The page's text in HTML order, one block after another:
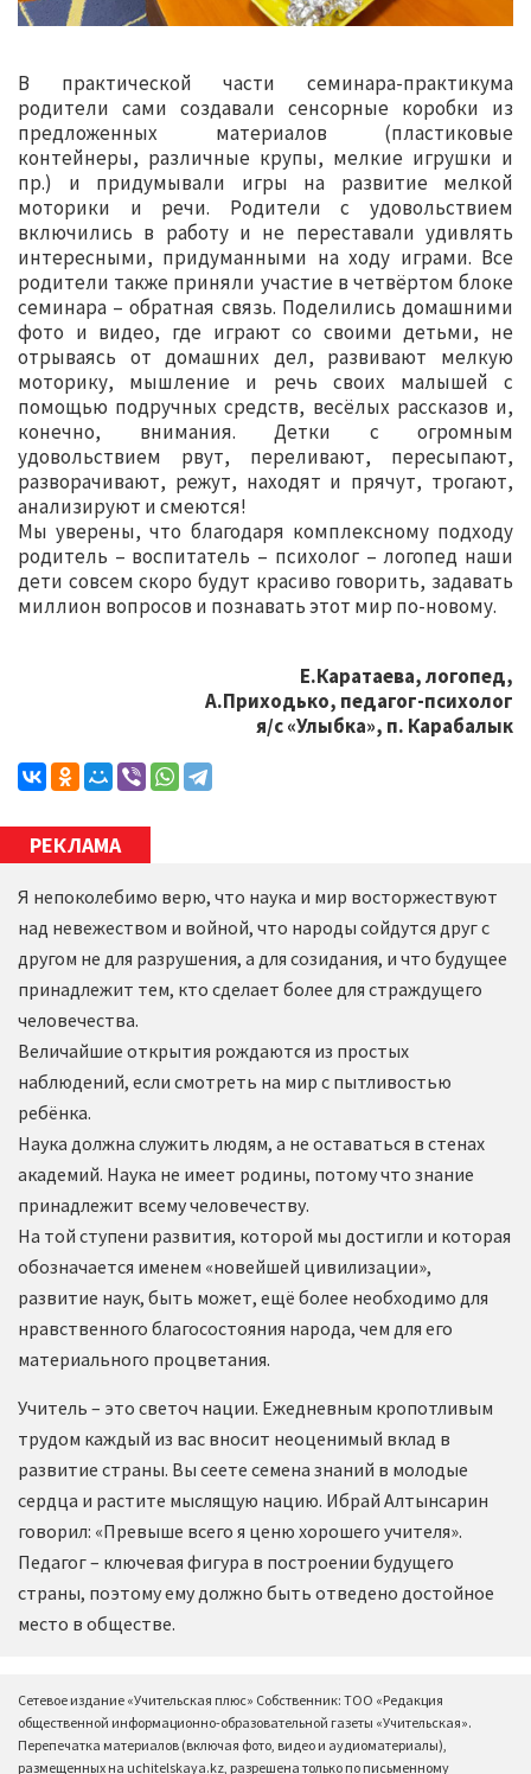
В практической части семинара-практикума
родители сами создавали сенсорные коробки из
предложенных материалов (пластиковые
контейнеры, различные крупы, мелкие игрушки и
пр.) и придумывали игры на развитие мелкой
моторики и речи. Родители с удовольствием
включились в работу и не переставали удивлять
интересными, придуманными на ходу играми. Все
родители также приняли участие в четвёртом блоке
семинара – обратная связь. Поделились домашними
фото и видео, где играют со своими детьми, не
отрываясь от домашних дел, развивают мелкую
моторику, мышление и речь своих малышей с
помощью подручных средств, весёлых рассказов и,
конечно, внимания. Детки с огромным
удовольствием рвут, переливают, пересыпают,
разворачивают, режут, находят и прячут, трогают,
анализируют и смеются!
Мы уверены, что благодаря комплексному подходу
родитель – воспитатель – психолог – логопед наши
дети совсем скоро будут красиво говорить, задавать
миллион вопросов и познавать этот мир по-новому.
Е.Каратаева, логопед,
А.Приходько, педагог-психолог
я/с «Улыбка», п. Карабалык
РЕКЛАМА
Я непоколебимо верю, что наука и мир восторжествуют
над невежеством и войной, что народы сойдутся друг с
другом не для разрушения, а для созидания, и что будущее
принадлежит тем, кто сделает более для страждущего
человечества.
Величайшие открытия рождаются из простых
наблюдений, если смотреть на мир с пытливостью
ребёнка.
Наука должна служить людям, а не оставаться в стенах
академий. Наука не имеет родины, потому что знание
принадлежит всему человечеству.
На той ступени развития, которой мы достигли и которая
обозначается именем «новейшей цивилизации»,
развитие наук, быть может, ещё более необходимо для
нравственного благосостояния народа, чем для его
материального процветания.
Учитель – это светоч нации. Ежедневным кропотливым
трудом каждый из вас вносит неоценимый вклад в
развитие страны. Вы сеете семена знаний в молодые
сердца и растите мыслящую нацию. Ибрай Алтынсарин
говорил: «Превыше всего я ценю хорошего учителя».
Педагог – ключевая фигура в построении будущего
страны, поэтому ему должно быть отведено достойное
место в обществе.
Сетевое издание «Учительская плюс» Собственник: ТОО «Редакция
общественной информационно-образовательной газеты «Учительская».
Перепечатка материалов (включая фото, видео и аудиоматериалы),
размещенных на uchitelskaya.kz, разрешена только по письменному